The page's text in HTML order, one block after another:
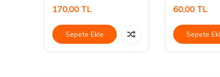
170,00 TL
Sepete Ekle
60,00 TL
Sepete